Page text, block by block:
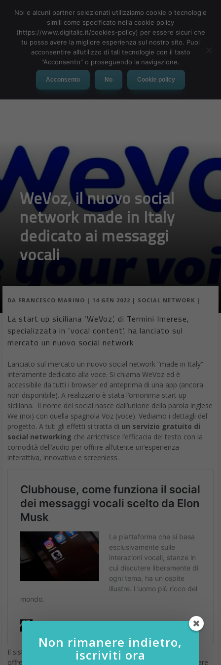
MENU
WeVoz, il nuovo social
network made in Italy
dedicato ai messaggi
vocali
DA FRANCESCO MARINO | 14 GEN 2022 | SOCIAL NETWORK |
La start up siciliana ‘WeVoz’, di Termini Imerese,
specializzata in ‘vocal content’, ha lanciato sul
mercato un nuovo social network
Lanciato sul mercato un nuovo social network “made in Italy”
interamente dedicato alla voce. Si chiama WeVoz ed è
accessibile da tutti i browser ed anteprima di una app (ancora
non disponibile). A realizzarlo è stata l’omonima start up
siciliana. Il nome del social nasce dall’unione della parola inglese
We (noi) con quella spagnola Voz (voce). Vediamo i dettagli del
progetto. A tuti gli effetti si tratta di un servizio gratuito di
social networking che arricchisce l’efficacia del testo con la
comodità dell’audio per offrire all’utente un’esperienza
interattiva, innovativa e screenless.
Il sistema consente la riproduzione continua dei contenuti
offrendo all’utente la possibilità di essere social senza utilizzare
Non rimanere indietro,
iscriviti ora
Noi e alcuni partner selezionati utilizziamo cookie o tecnologie
simili come specificato nella cookie policy
(https://www.digitalic.it/cookies-policy) per essere sicuri che
tu possa avere la migliore esperienza sul nostro sito. Puoi
acconsentire all’utilizzo di tali tecnologie con il tasto
"Acconsento" o proseguendo la navigazione.
Acconsento No Cookie policy